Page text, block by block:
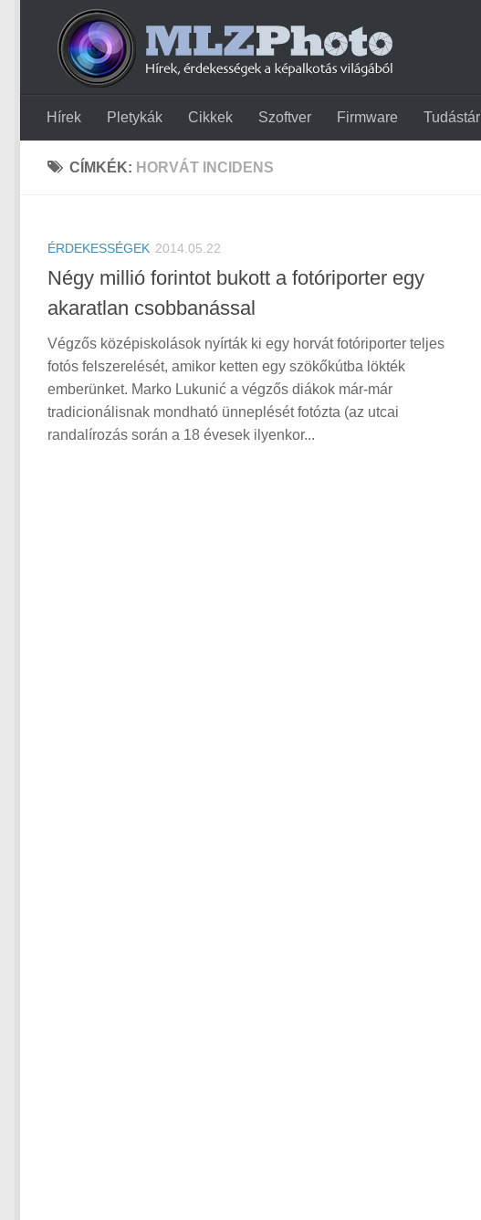
Hírek Pletykák Cikkek Szoftver Firmware Tudástár
CÍMKÉK: HORVÁT INCIDENS
ÉRDEKESSÉGEK 2014.05.22
Négy millió forintot bukott a fotóriporter egy
akaratlan csobbanással
Végzős középiskolások nyírták ki egy horvát fotóriporter teljes
fotós felszerelését, amikor ketten egy szökőkútba lökték
emberünket. Marko Lukunić a végzős diákok már-már
tradicionálisnak mondható ünneplését fotózta (az utcai
randalírozás során a 18 évesek ilyenkor...